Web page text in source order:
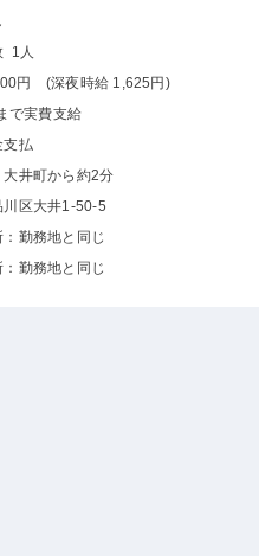
1人
円 (深夜時給 1,625円)
で実費支給
支払
大井町から約2分
川区大井1-50-5
勤務地と同じ
勤務地と同じ